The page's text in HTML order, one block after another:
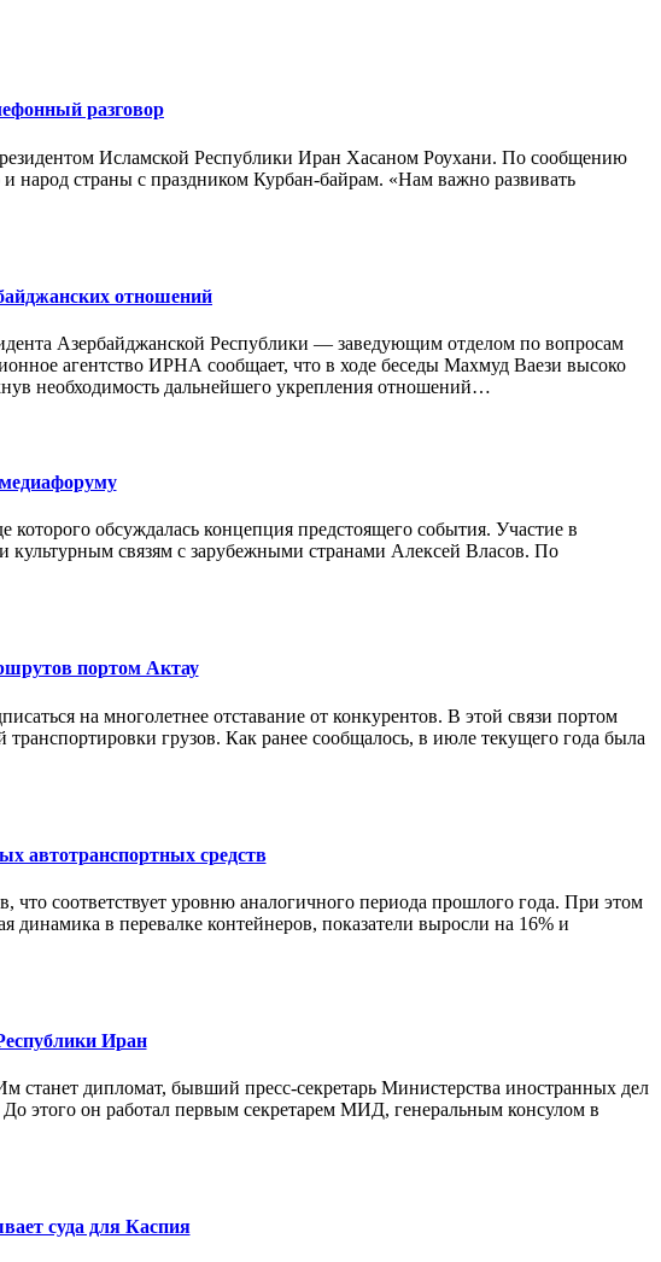
разговор
Исламской Республики Иран Хасаном Роухани. По сообщению
народ страны с праздником Курбан-байрам. «Нам важно развивать
отношений
Азербайджанской Республики — заведующим отделом по вопросам
агентство ИРНА сообщает, что в ходе беседы Махмуд Ваези высоко
необходимость дальнейшего укрепления отношений…
обсуждалась концепция предстоящего события. Участие в
культурным связям с зарубежными странами Алексей Власов. По
портом Актау
на многолетнее отставание от конкурентов. В этой связи портом
грузов. Как ранее сообщалось, в июле текущего года была
автотранспортных средств
что соответствует уровню аналогичного периода прошлого года. При этом
динамика в перевалке контейнеров, показатели выросли на 16% и
Иран
станет дипломат, бывший пресс-секретарь Министерства иностранных дел
этого он работал первым секретарем МИД, генеральным консулом в
суда для Каспия